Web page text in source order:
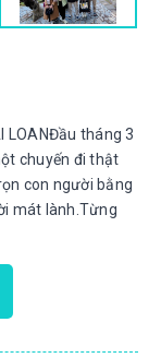
LOANĐầu tháng 3
chuyến đi thật
con người bằng
mát lành.Từng